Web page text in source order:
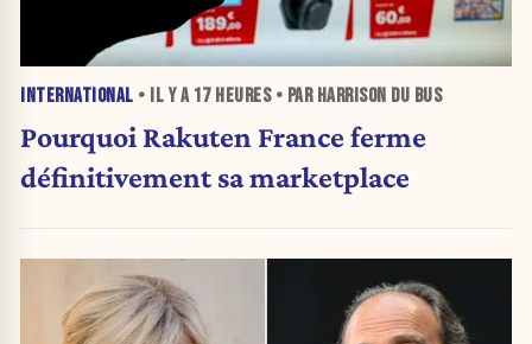
INTERNATIONAL • IL Y A 17 HEURES• PAR HARRISON DU BUS
Pourquoi Rakuten France ferme
définitivement sa marketplace